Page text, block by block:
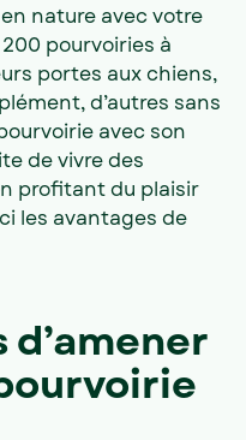
nature avec votre
pourvoiries à
portes aux chiens,
d’autres sans
avec son
de vivre des
profitant du plaisir
les avantages de
d’amener